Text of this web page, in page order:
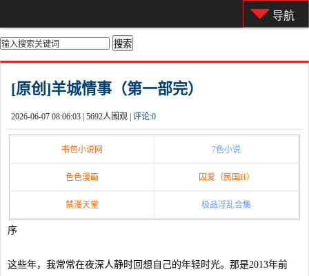
导航
你的位置： 首页>都市激情
[原创]羊城情事（第一部完）
2026-06-07 08:06:03 | 5692人围观 | 评论:0
书包小说网 7色小说
色色漫画 囚爱（民国H）
禁漫天堂 极品淫乱合集
序
这些年，我常常在夜深人静时回想自己的年轻时光。那是2013年前